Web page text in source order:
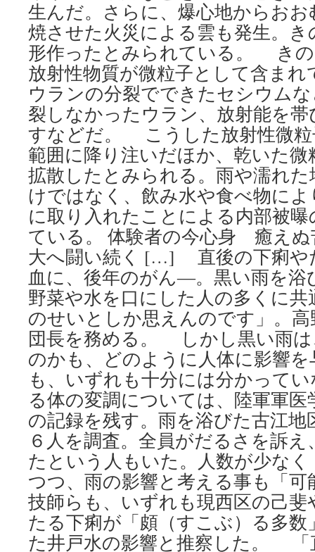
生んだ。さらに、爆心地からお
焼させた火災による雲も発生。
形作ったとみられている。 き
放射性物質が微粒子として含ま
ウランの分裂でできたセシウム
裂しなかったウラン、放射能を
すなどだ。 こうした放射性微粒
範囲に降り注いだほか、乾いた
拡散したとみられる。雨や濡れ
けではなく、飲み水や食べ物に
に取り入れたことによる内部被
ている。 体験者の今心身 癒え
大へ闘い続く […] 直後の下痢や
血に、後年のがん―。黒い雨を浴
野菜や水を口にした人の多くに
のせいとしか思えんのです」。
団長を務める。 しかし黒い雨
のかも、どのように人体に影響
も、いずれも十分には分かって
る体の変調については、陸軍軍医
の記録を残す。雨を浴びた古江地
６人を調査。全員がだるさを訴
たという人もいた。人数が少な
つつ、雨の影響と考える事も「
技師らも、いずれも現西区の己
たる下痢が「頗（すこぶ）る多
た井戸水の影響と推察した。 「